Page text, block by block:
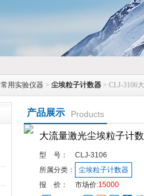
常用实验仪器 > 尘埃粒子计数器 > CLJ-3106
产品展示 Products
大流量激光尘埃粒子计
型 号：
CLJ-3106
所属分类：
尘埃粒子计数器
报 价：
市场价:15000